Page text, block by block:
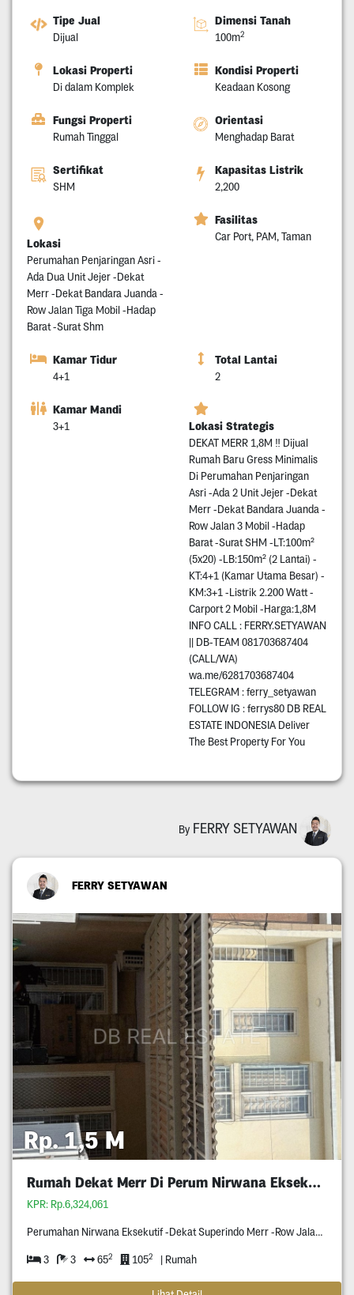
Tipe Jual
Dijual
Dimensi Tanah
100m2
Lokasi Properti
Di dalam Komplek
Kondisi Properti
Keadaan Kosong
Fungsi Properti
Rumah Tinggal
Orientasi
Menghadap Barat
Sertifikat
SHM
Kapasitas Listrik
2,200
Lokasi
Perumahan Penjaringan Asri -
Ada Dua Unit Jejer -Dekat
Merr -Dekat Bandara Juanda -
Row Jalan Tiga Mobil -Hadap
Barat -Surat Shm
Fasilitas
Car Port, PAM, Taman
Kamar Tidur
4+1
Total Lantai
2
Kamar Mandi
3+1 Lokasi Strategis
DEKAT MERR 1,8M ‼️ Dijual
Rumah Baru Gress Minimalis
Di Perumahan Penjaringan
Asri -Ada 2 Unit Jejer -Dekat
Merr -Dekat Bandara Juanda -
Row Jalan 3 Mobil -Hadap
Barat -Surat SHM -LT:100m²
(5x20) -LB:150m² (2 Lantai) -
KT:4+1 (Kamar Utama Besar) -
KM:3+1 -Listrik 2.200 Watt -
Carport 2 Mobil -Harga:1,8M
INFO CALL : FERRY.SETYAWAN
|| DB-TEAM 081703687404
(CALL/WA)
wa.me/6281703687404
TELEGRAM : ferry_setyawan
FOLLOW IG : ferrys80 DB REAL
ESTATE INDONESIA Deliver
The Best Property For You
By FERRY SETYAWAN
FERRY SETYAWAN
Rp. 1,5 M
Rumah Dekat Merr Di Perum Nirwana Eksekutif
KPR: Rp.6,324,061
Perumahan Nirwana Eksekutif -Dekat Superindo Merr -Row Jalan Tiga Mobil -Rumahnya Di Blok Terdepan Perumahan Nirwana Eksekutif -Rumahnya Bangunan Tahun Dua Ribu Delapan Belas -Pagar Otomatis Pakai Remote -Surat Shm -Hadap Timur
3 3 652 1052 | Rumah